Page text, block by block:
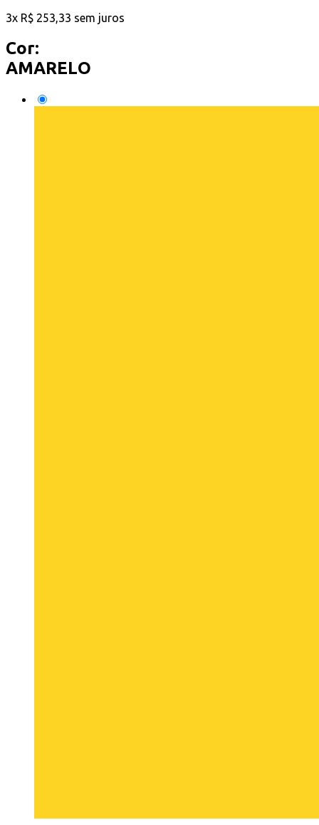
3x R$ 253,33 sem juros
Cor:
AMARELO